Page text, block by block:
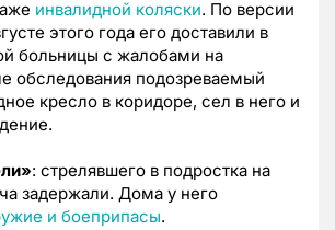
инвалидной коляски. По версии
этого года его доставили в
больницы с жалобами на
обследования подозреваемый
кресло в коридоре, сел в него и
: стрелявшего в подростка на
задержали. Дома у него
и боеприпасы.